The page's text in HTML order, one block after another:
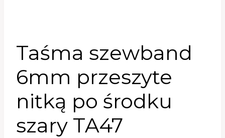
Taśma szewband
6mm przeszyte
nitką po środku
szary TA47